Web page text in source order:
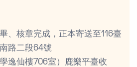
、核章完成，正本寄送至116臺
路二段64號
逸仙樓706室）鹿樂平臺收